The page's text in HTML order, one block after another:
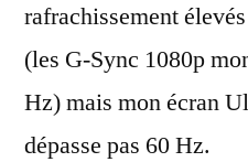
rafrachissement
(les G-Sync 1080p
Hz) mais mon écran
dépasse pas 60 Hz.